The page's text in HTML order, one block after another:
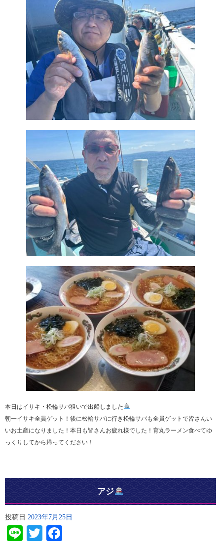
本日はイサキ・松輪サバ狙いで出船しました
朝一イサキ全員ゲット！後に松輪サバに行き松輪サバも全員ゲットで皆さんい
いお土産になりました！本日も皆さんお疲れ様でした！育丸ラーメン食べてゆ
っくりしてから帰ってください！
アジ
投稿日 2023年7月25日
LineTwitter